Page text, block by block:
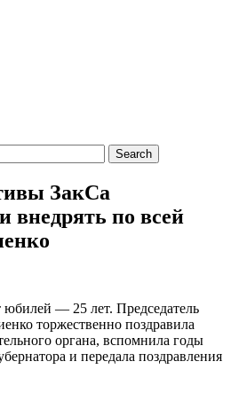
Search
ЗакСа
внедрять по всей
юбилей — 25 лет. Председатель
торжественно поздравила
органа, вспомнила годы
и передала поздравления